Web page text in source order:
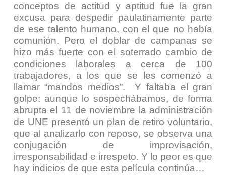
conceptos de actitud y aptitud fue la gran
excusa para despedir paulatinamente parte
de ese talento humano, con el que no había
comunión. Pero el doblar de campanas se
hizo más fuerte con el soterrado cambio de
condiciones laborales a cerca de 100
trabajadores, a los que se les comenzó a
llamar “mandos medios”. Y faltaba el gran
golpe: aunque lo sospechábamos, de forma
abrupta el 11 de noviembre la administración
de UNE presentó un plan de retiro voluntario,
que al analizarlo con reposo, se observa una
conjugación de improvisación,
irresponsabilidad e irrespeto. Y lo peor es que
hay indicios de que esta película continúa…